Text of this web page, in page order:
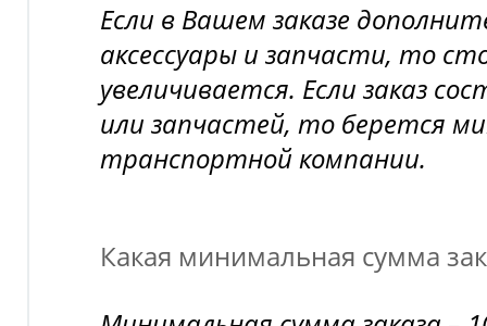
Если в Вашем заказе
аксессуары и запчасти, то
увеличивается. Если заказ
или запчастей, то берется
транспортной компании.
Какая минимальная сумма